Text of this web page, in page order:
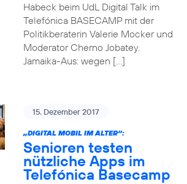
Habeck beim UdL Digital Talk im
Telefónica BASECAMP mit der
Politikberaterin Valerie Mocker und
Moderator Cherno Jobatey.
Jamaika-Aus: wegen […]
15. Dezember 2017
„DIGITAL MOBIL IM ALTER“:
Senioren testen
nützliche Apps im
Telefónica Basecamp